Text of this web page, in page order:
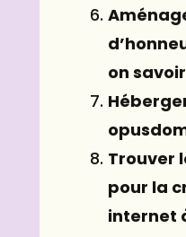
on
Trouver
pour la
internet